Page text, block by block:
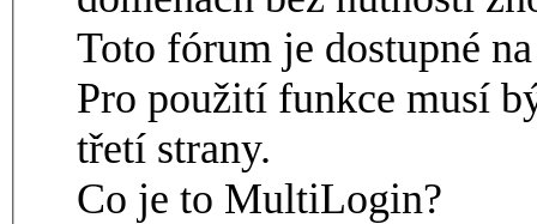
Toto fórum je dostupné
Pro použití funkce musí
třetí strany.
Co je to MultiLogin?